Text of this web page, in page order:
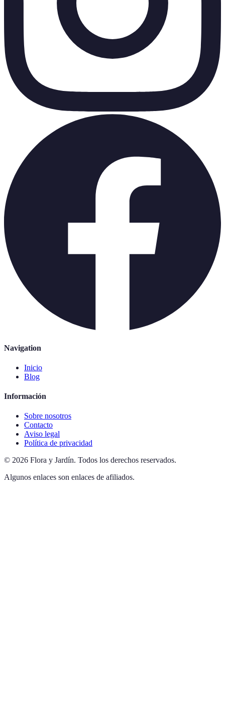
Navigation
Inicio
Blog
Información
Sobre nosotros
Contacto
Aviso legal
Política de privacidad
© 2026 Flora y Jardín. Todos los derechos reservados.
Algunos enlaces son enlaces de afiliados.